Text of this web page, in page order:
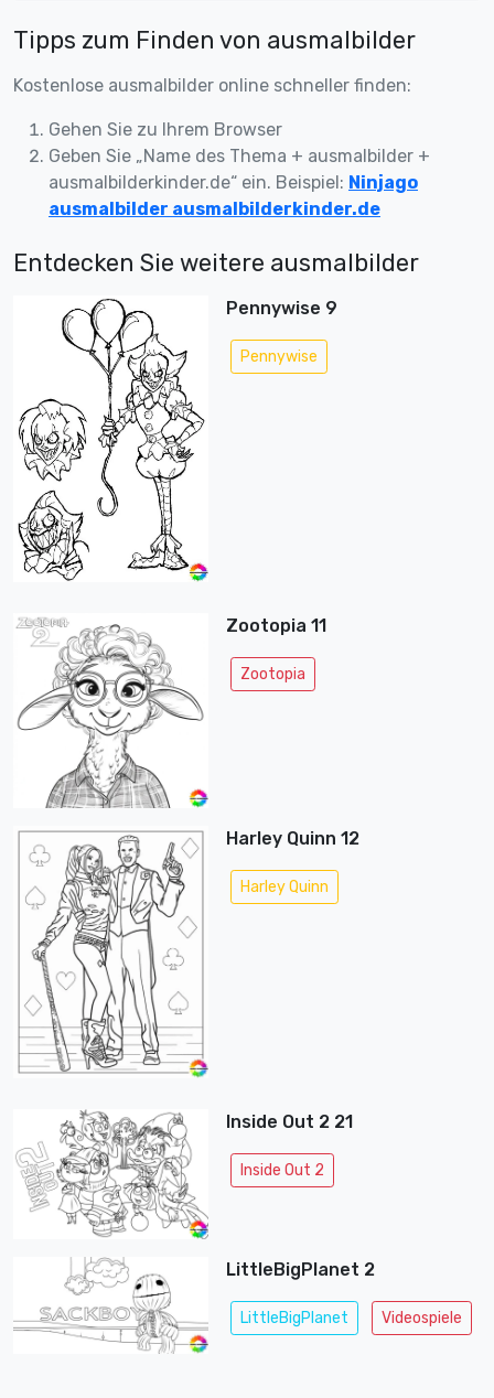
Tipps zum Finden von ausmalbilder
Kostenlose ausmalbilder online schneller finden:
Gehen Sie zu Ihrem Browser
Geben Sie „Name des Thema + ausmalbilder +
ausmalbilderkinder.de“ ein. Beispiel: Ninjago
ausmalbilder ausmalbilderkinder.de
Entdecken Sie weitere ausmalbilder
Pennywise 9
Pennywise
Zootopia 11
Zootopia
Harley Quinn 12
Harley Quinn
Inside Out 2 21
Inside Out 2
LittleBigPlanet 2
LittleBigPlanet Videospiele